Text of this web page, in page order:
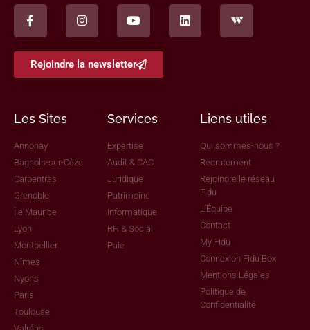
Rejoindre la newsletter
Les Sites
Annonay
Bagnols-sur-Cèze
Carpentras
Grenoble
Île Maurice
Lyon
Montpellier
Nîmes
Nyons
Paris
Toulouse
Services
Expertise
Audit & CAC
Juridique
Patrimoine
Informatique
RH & Social
Paie
Liens utiles
Qui sommes-nous ?
Recrutement
Rejoindre le réseau
Fidu
L'Équipe
Contact
My Fidu
Connexion Fidu Box
Mentions Légales
Politique de
Confidentialité